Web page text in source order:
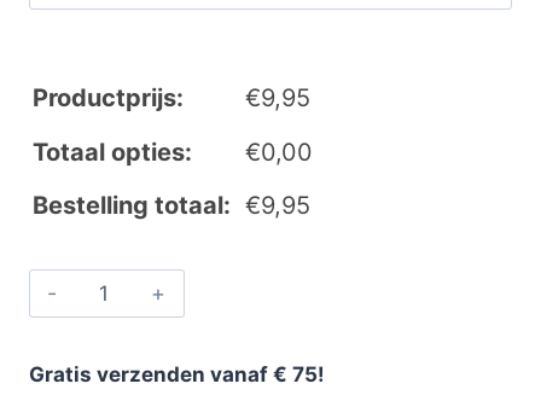
Productprijs: €9,95
Totaal opties:
€0,00
Bestelling totaal: €9,95
Gratis verzenden vanaf € 75!